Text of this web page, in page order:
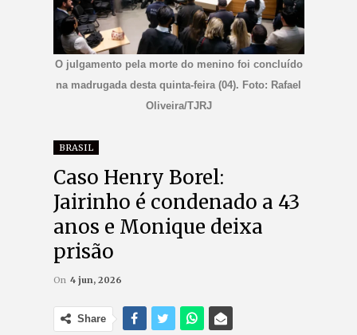
O julgamento pela morte do menino foi concluído
na madrugada desta quinta-feira (04). Foto: Rafael
Oliveira/TJRJ
BRASIL
Caso Henry Borel:
Jairinho é condenado a 43
anos e Monique deixa
prisão
On 4 jun, 2026
Share